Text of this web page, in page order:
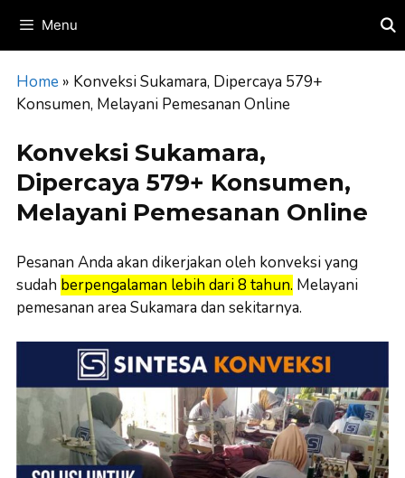
content
Menu
Home » Konveksi Sukamara, Dipercaya 579+
Konsumen, Melayani Pemesanan Online
Konveksi Sukamara,
Dipercaya 579+ Konsumen,
Melayani Pemesanan Online
Pesanan Anda akan dikerjakan oleh konveksi yang
sudah berpengalaman lebih dari 8 tahun. Melayani
pemesanan area Sukamara dan sekitarnya.